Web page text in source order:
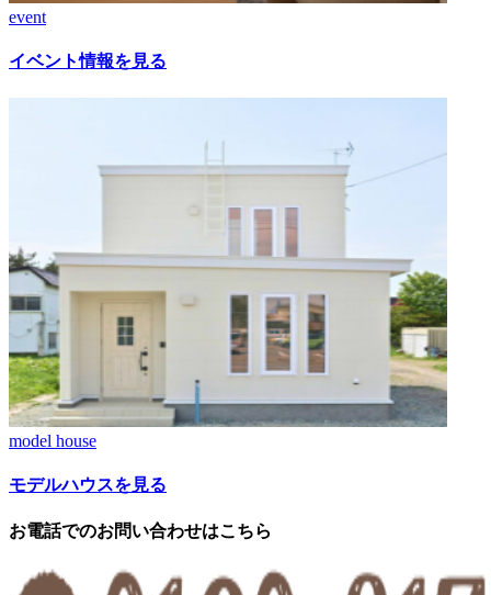
event
イベント情報を見る
model house
モデルハウスを見る
お電話でのお問い合わせはこちら